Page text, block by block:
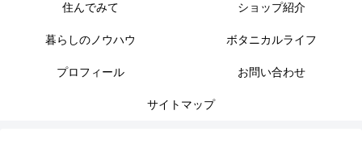
住んでみて ショップ紹介
暮らしのノウハウ ボタニカルライフ
プロフィール お問い合わせ
サイトマップ